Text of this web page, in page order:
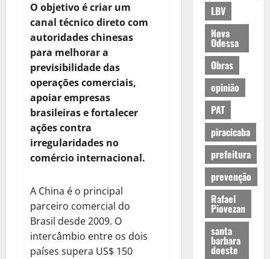
O objetivo é criar um
canal técnico direto com
autoridades chinesas
para melhorar a
previsibilidade das
operações comerciais,
apoiar empresas
brasileiras e fortalecer
ações contra
irregularidades no
comércio internacional.
A China é o principal
parceiro comercial do
Brasil desde 2009. O
intercâmbio entre os dois
países supera US$ 150
LBV
Nova
Odessa
Obras
opinião
PAT
piracicaba
prefeitura
prevenção
Rafael
Piovezan
santa
barbara
doeste